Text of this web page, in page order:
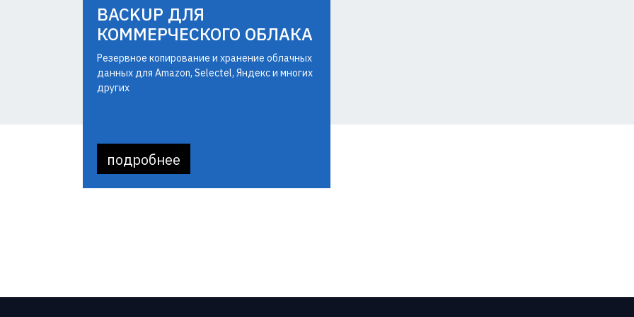
BACKUP ДЛЯ
КОММЕРЧЕСКОГО ОБЛАКА
Резервное копирование и хранение облачных
данных для Amazon, Selectel, Яндекс и многих
других
подробнее